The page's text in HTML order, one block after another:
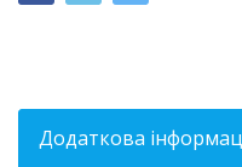
Додаткова